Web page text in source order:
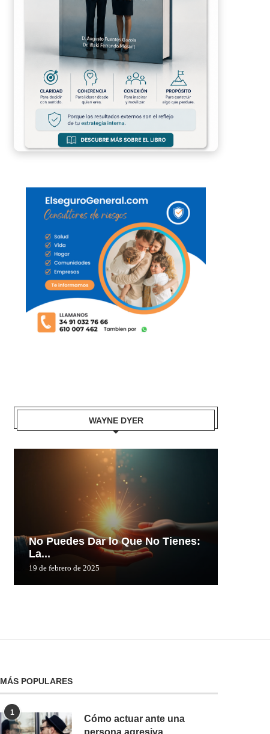
WAYNE DYER
No Puedes Dar lo Que No Tienes:
La...
19 de febrero de 2025
MÁS POPULARES
1
Cómo actuar ante una
persona agresiva